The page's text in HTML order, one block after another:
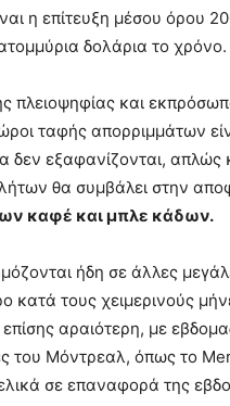
η επίτευξη μέσου όρου
δολάρια το χρόνο.
πλειοψηφίας και
ταφής απορριμμάτων
δεν εξαφανίζονται,
θα συμβάλει στην
καφέ και μπλε κάδων.
ήδη σε άλλες
κατά τους χειμερινούς
επίσης αραιότερη, με
του Μόντρεαλ, όπως το
σε επαναφορά της